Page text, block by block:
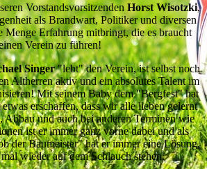
Vorstandsvorsitzenden Horst Wisotzki,
als Brandwart, Politiker und diversen
Menge Erfahrung mitbringt, die es braucht
Verein zu führen!
Singer"lebt" den Verein, ist selbst noch
Altherren aktiv und ein absolutes Talent im
Mit seinem Baby dem "Bergfest" hat
erschaffen, dass wir alle lieben gelernt
Abbau und auch bei anderen Terminen wie
ist er immer ganz vorne dabei und als
der Baumeister" hat er immer eine Lösung,
wieder auf dem Schlauch stehen.